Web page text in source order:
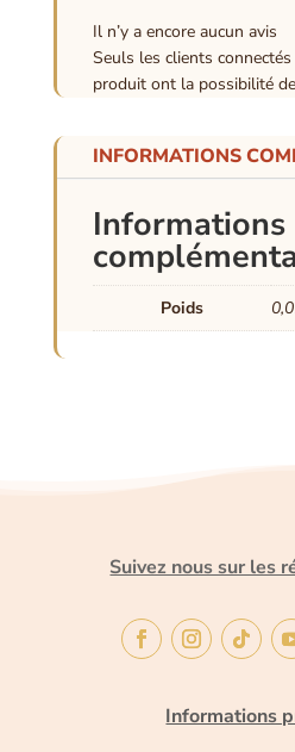
Il n’y a encore aucun avis
Seuls les clients
produit ont la possibilité
INFORMATIONS
Informations
Poids
Suivez nous sur les
Informations